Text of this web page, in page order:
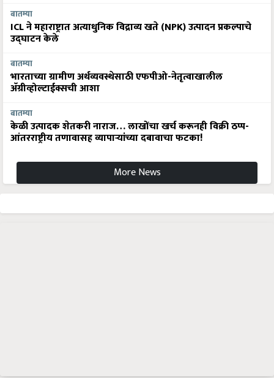
बातम्या
ICL ने महाराष्ट्रात अत्याधुनिक विद्राव्य खते (NPK) उत्पादन प्रकल्पाचे
उद्घाटन केले
बातम्या
भारताच्या ग्रामीण अर्थव्यवस्थेसाठी एफपीओ-नेतृत्वाखालील
अ‍ॅग्रीव्होल्टाईक्सची आशा
बातम्या
केळी उत्पादक शेतकरी नाराज… लाखोंचा खर्च करूनही विक्री ठप्प-
आंतरराष्ट्रीय तणावासह व्यापाऱ्यांच्या दबावाचा फटका!
More News